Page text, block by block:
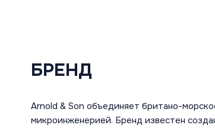
БРЕНД
Arnold & Son объединяет британо-
микроинженерией. Бренд известен